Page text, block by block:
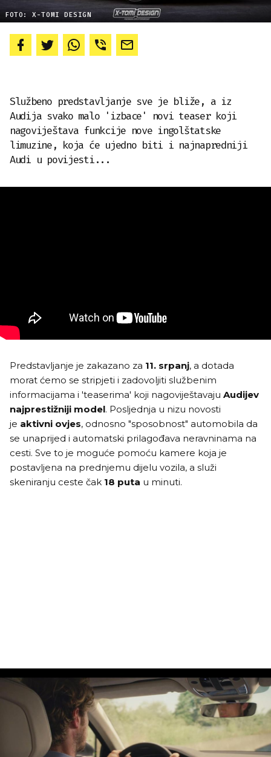
FOTO: X-TOMI DESIGN
Službeno predstavljanje sve je bliže, a iz
Audija svako malo 'izbace' novi teaser koji
nagoviještava funkcije nove ingolštatske
limuzine, koja će ujedno biti i najnapredniji
Audi u povijesti...
Predstavljanje je zakazano za 11. srpanj, a dotada
morat ćemo se stripjeti i zadovoljiti službenim
informacijama i 'teaserima' koji nagoviještavaju Audijev
najprestižniji model. Posljednja u nizu novosti
je aktivni ovjes, odnosno "sposobnost" automobila da
se unaprijed i automatski prilagođava neravninama na
cesti. Sve to je moguće pomoću kamere koja je
postavljena na prednjemu dijelu vozila, a služi
skeniranju ceste čak 18 puta u minuti.